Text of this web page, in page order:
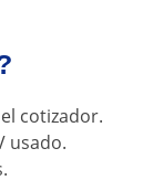
cotizador.
usado.